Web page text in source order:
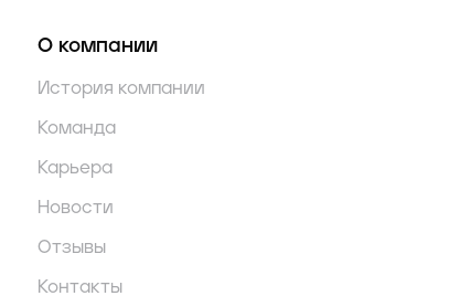
О компании
История компании
Команда
Карьера
Новости
Отзывы
Контакты